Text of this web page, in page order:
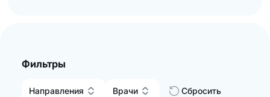
Фильтры
Направления Врачи Сбросить